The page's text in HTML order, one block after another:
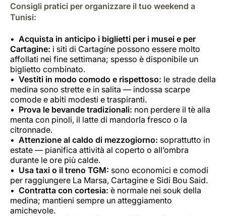
Consigli pratici per organizzare il tuo weekend a
Tunisi:
Acquista in anticipo i biglietti per i musei e per
Cartagine: i siti di Cartagine possono essere molto
affollati nei fine settimana; spesso è disponibile un
biglietto combinato.
Vestiti in modo comodo e rispettoso: le strade della
medina sono strette e in salita — indossa scarpe
comode e abiti modesti e traspiranti.
Prova le bevande tradizionali: non perdere il tè alla
menta con pinoli, il latte di mandorla fresco o la
citronnade.
Attenzione al caldo di mezzogiorno: soprattutto in
estate — pianifica attività al coperto o all’ombra
durante le ore più calde.
Usa taxi o il treno TGM: sono economici e comodi
per raggiungere La Marsa, Cartagine e Sidi Bou Said.
Contratta con cortesia: è normale nei souk della
medina; mantieni sempre un atteggiamento
amichevole.